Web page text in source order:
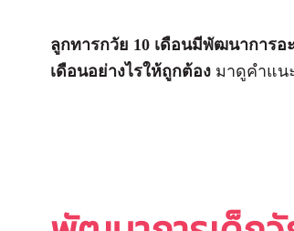
ลูกทารกวัย 10 เดือนมีพัฒนาการอ
เดือนอย่างไรให้ถูกต้อง มาดูคำแน